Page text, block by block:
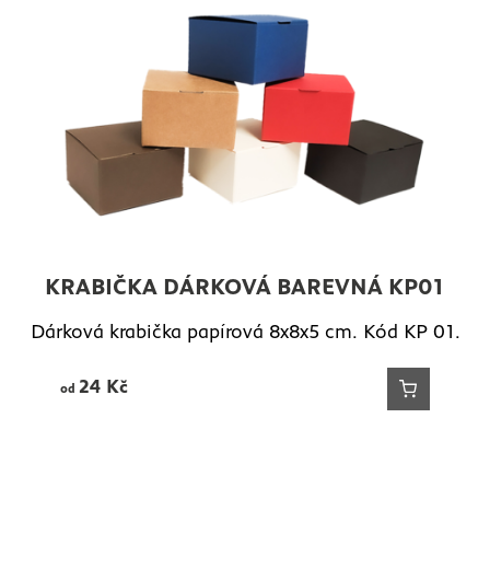
KRABIČKA DÁRKOVÁ BAREVNÁ KP01
Dárková krabička papírová 8x8x5 cm. Kód KP 01.
od 24Kč